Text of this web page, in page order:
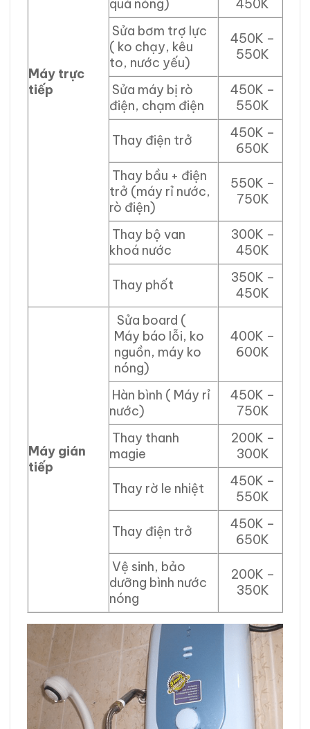
Máy trực
tiếp
quá nóng)
450K
Sửa bơm trợ lực
( ko chạy, kêu
to, nước yếu)
450K –
550K
Sửa máy bị rò
điện, chạm điện
450K –
550K
Thay điện trở
450K –
650K
Thay bầu + điện
trở (máy rỉ nước,
rò điện)
550K –
750K
Thay bộ van
khoá nước
300K –
450K
Thay phốt
350K –
450K
Máy gián
tiếp
Sửa board (
Máy báo lỗi, ko
nguồn, máy ko
nóng)
400K –
600K
Hàn bình ( Máy rỉ
nước)
450K –
750K
Thay thanh
magie
200K –
300K
Thay rờ le nhiệt
450K –
550K
Thay điện trở
450K –
650K
Vệ sinh, bảo
dưỡng bình nước
nóng
200K –
350K